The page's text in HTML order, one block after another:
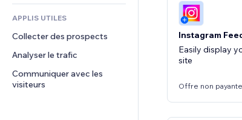
APPLIS UTILES
Collecter des prospects
Analyser le trafic
Communiquer avec les
visiteurs
Instagram
Easily display
site
Offre non